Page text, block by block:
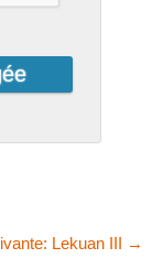
Lekuan III →